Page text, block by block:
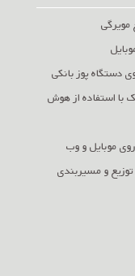
دستگاه پوز بانکی
استفاده از هوش
موبایل و وب
و مسیربندی